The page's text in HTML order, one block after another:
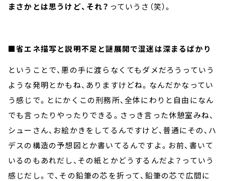
まさかとは思うけど、それ？ っていうさ（笑）。
■省エネ描写と説明不足と謎展開で混迷は深まるばかり
ということで、悪の手に渡らなくてもダメだろうっていう
ような発明とかもね、ありますけどね。なんだかなってい
う感じで。とにかくこの刑務所、全体にわりと自由になん
でも言ったりやったりできる。さっき言った休憩室みね、
シューさん、お絵かきをしてるんですけど、普通にその、ハ
デスの構造の予想図とか書いてるんですよ。お前、書いて
いるのもあれだし、その紙とかどうするんだよ？っていう
感じだし。で、その鉛筆の芯を折って、鉛筆の芯で広間に